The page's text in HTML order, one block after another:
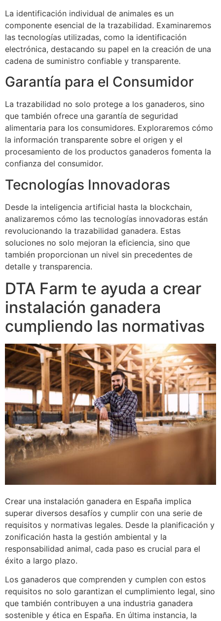
La identificación individual de animales es un
componente esencial de la trazabilidad. Examinaremos
las tecnologías utilizadas, como la identificación
electrónica, destacando su papel en la creación de una
cadena de suministro confiable y transparente.
Garantía para el Consumidor
La trazabilidad no solo protege a los ganaderos, sino
que también ofrece una garantía de seguridad
alimentaria para los consumidores. Exploraremos cómo
la información transparente sobre el origen y el
procesamiento de los productos ganaderos fomenta la
confianza del consumidor.
Tecnologías Innovadoras
Desde la inteligencia artificial hasta la blockchain,
analizaremos cómo las tecnologías innovadoras están
revolucionando la trazabilidad ganadera. Estas
soluciones no solo mejoran la eficiencia, sino que
también proporcionan un nivel sin precedentes de
detalle y transparencia.
DTA Farm te ayuda a crear
instalación ganadera
cumpliendo las normativas
Crear una instalación ganadera en España implica
superar diversos desafíos y cumplir con una serie de
requisitos y normativas legales. Desde la planificación y
zonificación hasta la gestión ambiental y la
responsabilidad animal, cada paso es crucial para el
éxito a largo plazo.
Los ganaderos que comprenden y cumplen con estos
requisitos no solo garantizan el cumplimiento legal, sino
que también contribuyen a una industria ganadera
sostenible y ética en España. En última instancia, la